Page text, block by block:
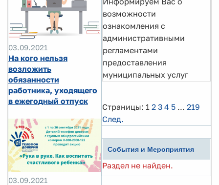
03.09.2021
На кого нельзя
возложить
обязанности
работника, уходящего
в ежегодный отпуск
03.09.2021
возможности
ознакомления с
административными
регламентами
предоставления
муниципальных услуг
Страницы: 1 2 3 4 5 ... 219
След.
События и Мероприятия
Раздел не найден.